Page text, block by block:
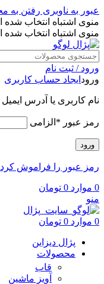
عبور به ناوبری رفتن به
منوی اشتباه انتخاب
منوی اشتباه انتخاب
ورود / ثبت نام
ورود ایجاد حساب کاربری
نام کاربری یا آدرس ایمیل
رمز عبور * الزامی
ورود
رمز عبور را فراموش
0 موارد 0 تومان
منو
0 موارد 0 تومان
پژال دیزاین
محصولات
قاب
آویز ماشین